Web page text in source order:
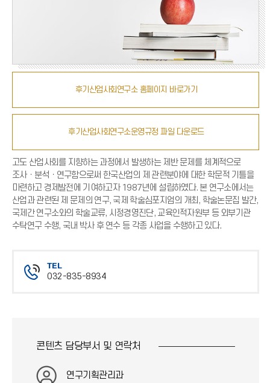
후기산업사회연구소 홈페이지 바로가기
후기산업사회연구소운영규정 파일 다운로드
고도 산업사회를 지향하는 과정에서 발생하는 제반 문제를 체계적으로
조사ㆍ분석ㆍ연구함으로써 한국산업의 제 관련분야에 대한 학문적 기틀을
마련하고 경제발전에 기여하고자 1987년에 설립하였다. 본 연구소에서는
산업과 관련된 제 문제의 연구, 국제 학술심포지엄의 개최, 학술논문집 발간,
국제간 연구소와의 학술교류, 시정경영진단, 교육인적자원부 등 외부기관
수탁연구 수행, 국내 박사 후 연수 등 각종 사업을 수행하고 있다.
TEL
032-835-8934
콘텐츠 담당부서 및 연락처
연구기획관리과